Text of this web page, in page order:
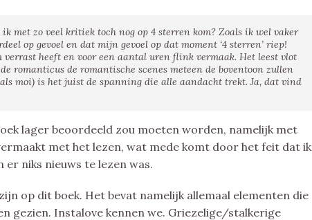
met zo veel kritiek toch nog op 4 sterren kom? Zoals ik wel vaker
op gevoel en dat mijn gevoel op dat moment ‘4 sterren’ riep!
verrast heeft en voor een aantal uren flink vermaak. Het leest vlot
romanticus de romantische scenes meteen de boventoon zullen
moi) is het juist de spanning die alle aandacht trekt. Ja, dat vind
lager beoordeeld zou moeten worden, namelijk met
met het lezen, wat mede komt door het feit dat ik
niks nieuws te lezen was.
op dit boek. Het bevat namelijk allemaal elementen die
gezien. Instalove kennen we. Griezelige/stalkerige